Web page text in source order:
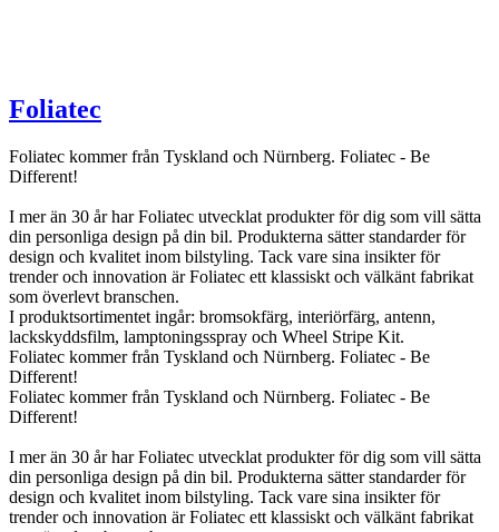
Foliatec
Foliatec kommer från Tyskland och Nürnberg. Foliatec - Be
Different!
I mer än 30 år har Foliatec utvecklat produkter för dig som vill sätta
din personliga design på din bil. Produkterna sätter standarder för
design och kvalitet inom bilstyling. Tack vare sina insikter för
trender och innovation är Foliatec ett klassiskt och välkänt fabrikat
som överlevt branschen.
I produktsortimentet ingår: bromsokfärg, interiörfärg, antenn,
lackskyddsfilm, lamptoningsspray och Wheel Stripe Kit.
Foliatec kommer från Tyskland och Nürnberg. Foliatec - Be
Different!
Foliatec kommer från Tyskland och Nürnberg. Foliatec - Be
Different!
I mer än 30 år har Foliatec utvecklat produkter för dig som vill sätta
din personliga design på din bil. Produkterna sätter standarder för
design och kvalitet inom bilstyling. Tack vare sina insikter för
trender och innovation är Foliatec ett klassiskt och välkänt fabrikat